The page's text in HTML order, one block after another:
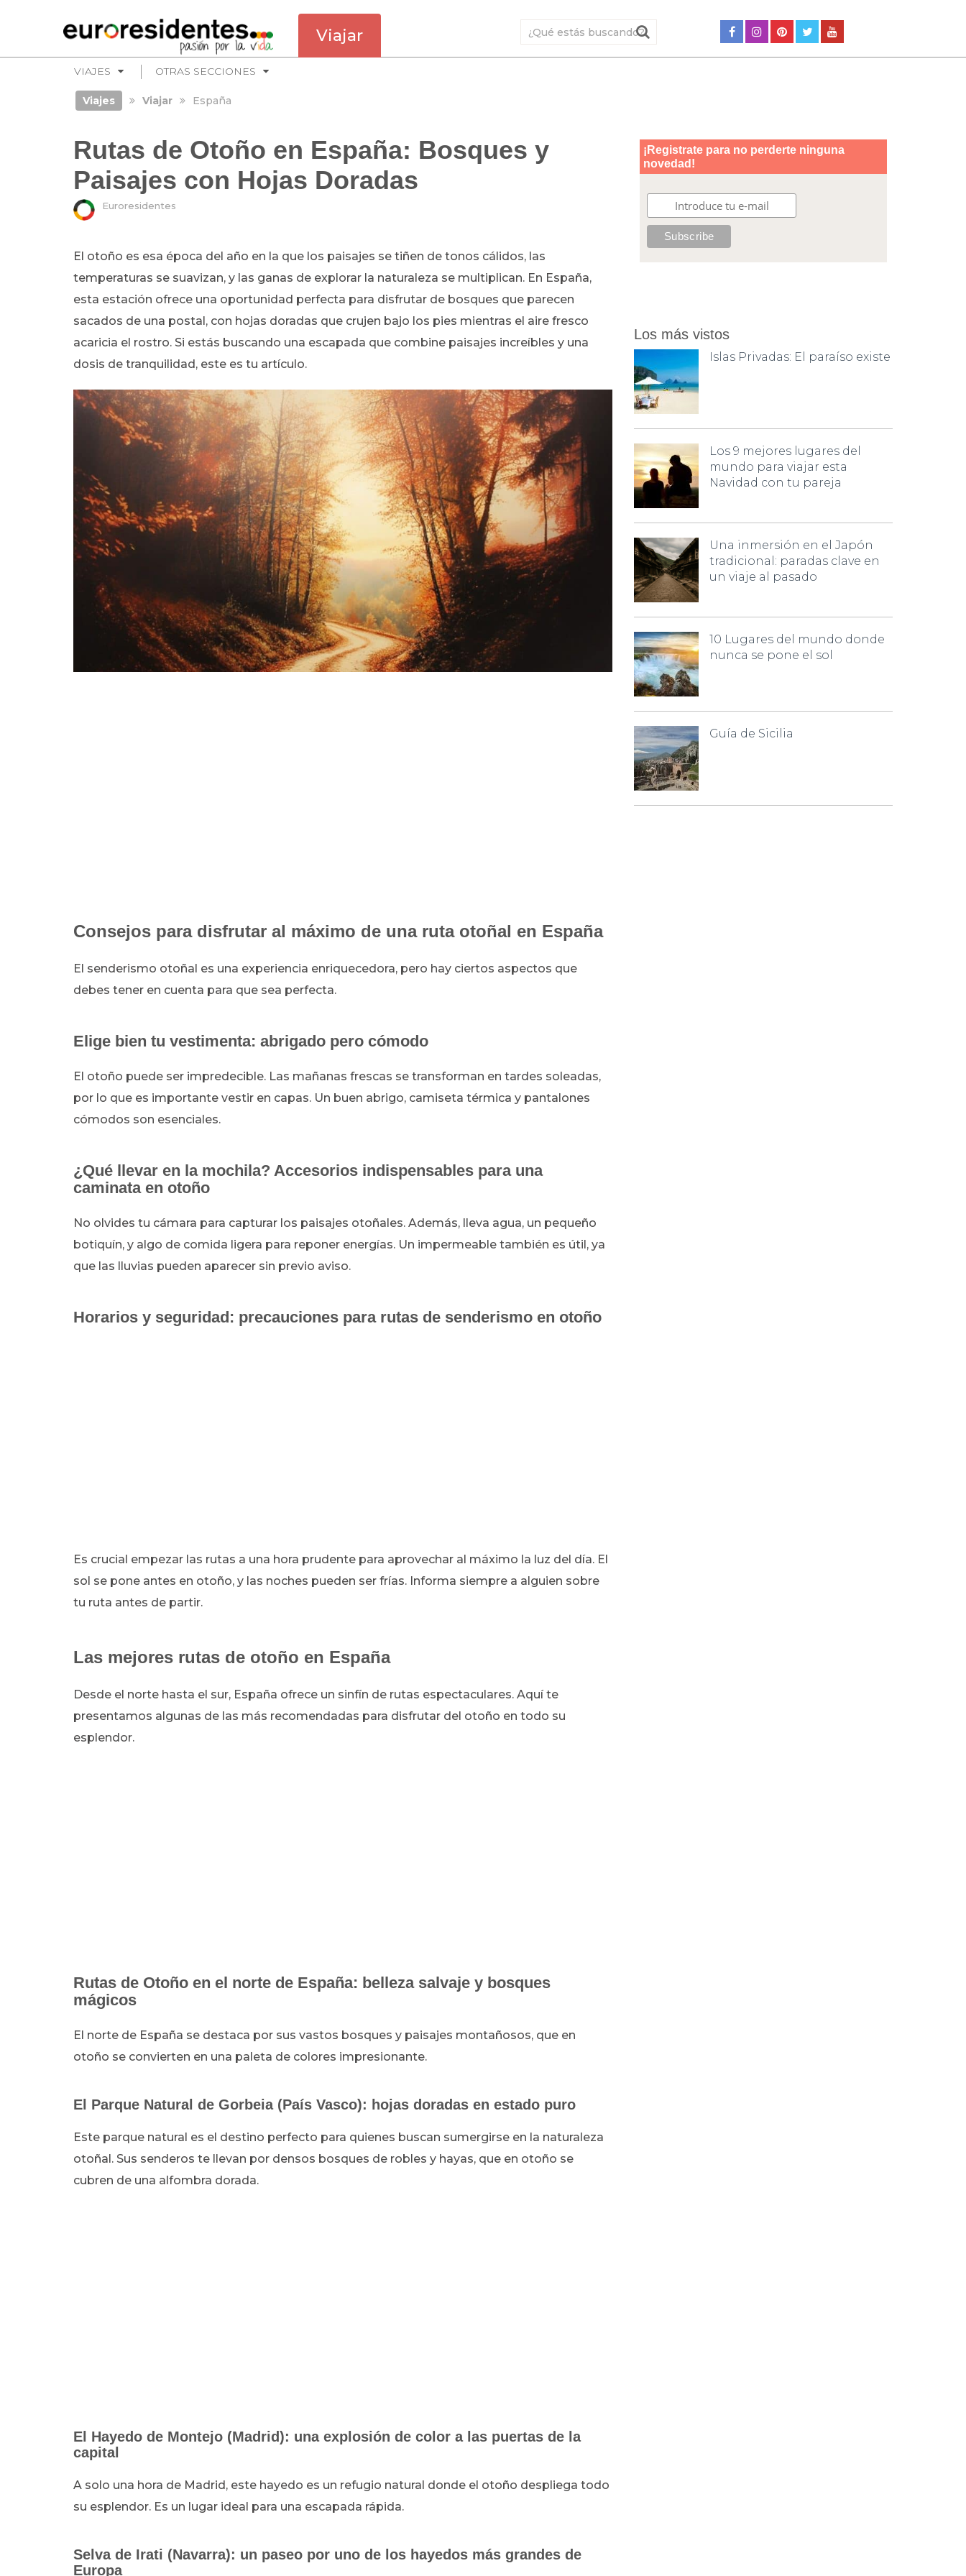
Viajar
VIAJES OTRAS SECCIONES
Viajes Viajar España
Rutas de Otoño en España: Bosques y
Paisajes con Hojas Doradas
Euroresidentes
El otoño es esa época del año en la que los paisajes se tiñen de tonos cálidos, las
temperaturas se suavizan, y las ganas de explorar la naturaleza se multiplican. En España,
esta estación ofrece una oportunidad perfecta para disfrutar de bosques que parecen
sacados de una postal, con hojas doradas que crujen bajo los pies mientras el aire fresco
acaricia el rostro. Si estás buscando una escapada que combine paisajes increíbles y una
dosis de tranquilidad, este es tu artículo.
Consejos para disfrutar al máximo de una ruta otoñal en España
El senderismo otoñal es una experiencia enriquecedora, pero hay ciertos aspectos que
debes tener en cuenta para que sea perfecta.
Elige bien tu vestimenta: abrigado pero cómodo
El otoño puede ser impredecible. Las mañanas frescas se transforman en tardes soleadas,
por lo que es importante vestir en capas. Un buen abrigo, camiseta térmica y pantalones
cómodos son esenciales.
¿Qué llevar en la mochila? Accesorios indispensables para una
caminata en otoño
No olvides tu cámara para capturar los paisajes otoñales. Además, lleva agua, un pequeño
botiquín, y algo de comida ligera para reponer energías. Un impermeable también es útil, ya
que las lluvias pueden aparecer sin previo aviso.
Horarios y seguridad: precauciones para rutas de senderismo en otoño
Es crucial empezar las rutas a una hora prudente para aprovechar al máximo la luz del día. El
sol se pone antes en otoño, y las noches pueden ser frías. Informa siempre a alguien sobre
tu ruta antes de partir.
Las mejores rutas de otoño en España
Desde el norte hasta el sur, España ofrece un sinfín de rutas espectaculares. Aquí te
presentamos algunas de las más recomendadas para disfrutar del otoño en todo su
esplendor.
Rutas de Otoño en el norte de España: belleza salvaje y bosques
mágicos
El norte de España se destaca por sus vastos bosques y paisajes montañosos, que en
otoño se convierten en una paleta de colores impresionante.
El Parque Natural de Gorbeia (País Vasco): hojas doradas en estado puro
Este parque natural es el destino perfecto para quienes buscan sumergirse en la naturaleza
otoñal. Sus senderos te llevan por densos bosques de robles y hayas, que en otoño se
cubren de una alfombra dorada.
El Hayedo de Montejo (Madrid): una explosión de color a las puertas de la
capital
A solo una hora de Madrid, este hayedo es un refugio natural donde el otoño despliega todo
su esplendor. Es un lugar ideal para una escapada rápida.
Selva de Irati (Navarra): un paseo por uno de los hayedos más grandes de
Europa
Los más vistos
Islas Privadas: El paraíso existe
Los 9 mejores lugares del
mundo para viajar esta
Navidad con tu pareja
Una inmersión en el Japón
tradicional: paradas clave en
un viaje al pasado
10 Lugares del mundo donde
nunca se pone el sol
Guía de Sicilia